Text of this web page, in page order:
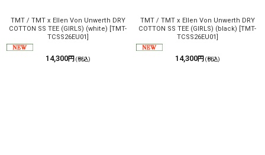
TMT / TMT x Ellen Von Unwerth DRY
COTTON SS TEE (GIRLS) (white) [TMT-
TCSS26EU01]
14,300円 (税込)
TMT / TMT x Ellen Von Unwerth DRY
COTTON SS TEE (GIRLS) (black) [TMT-
TCSS26EU01]
14,300円 (税込)